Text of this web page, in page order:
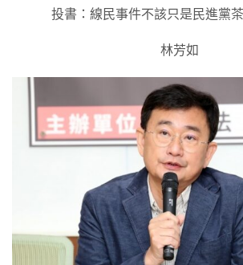
投書：線民事件不該只是民進黨
林芳如